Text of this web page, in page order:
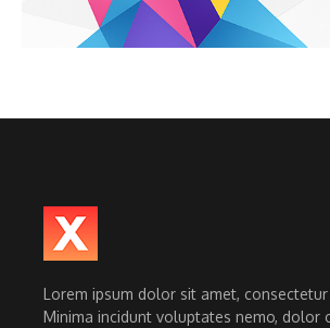
Lorem ipsum dolor sit amet,
Minima incidunt voluptates nemo, dolor